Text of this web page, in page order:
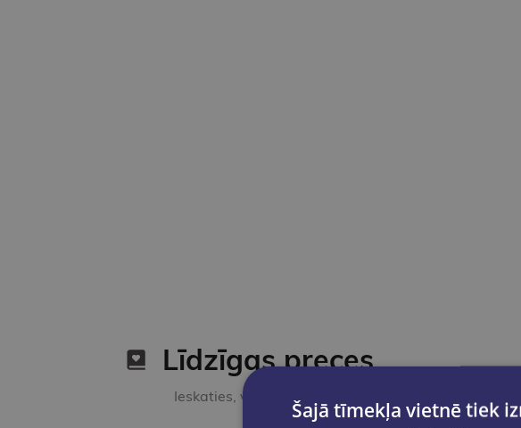
Līdzīgas preces
Ieskaties, varbūt noder
Šajā tīmekļa vietnē tiek